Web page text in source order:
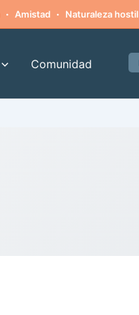
· Amistad · Naturaleza hostil
Comunidad